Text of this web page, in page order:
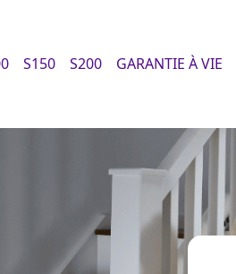
S150 S200 GARANTIE À VIE